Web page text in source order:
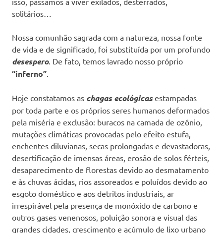
solitários…
Nossa comunhão sagrada com a natureza, nossa fonte
de vida e de significado, foi substituída por um profundo
desespero. De fato, temos lavrado nosso próprio
“inferno”
Hoje constatamos as chagas ecológicasestampadas
por toda parte e os próprios seres humanos deformados
pela miséria e exclusão: buracos na camada de ozônio,
mutações climáticas provocadas pelo efeito estufa,
enchentes diluvianas, secas prolongadas e devastadoras,
desertificação de imensas áreas, erosão de solos férteis,
desaparecimento de florestas devido ao desmatamento
e às chuvas ácidas, rios assoreados e poluídos devido ao
esgoto doméstico e aos detritos industriais, ar
irrespirável pela presença de monóxido de carbono e
outros gases venenosos, poluição sonora e visual das
grandes cidades, crescimento e acúmulo de lixo urbano